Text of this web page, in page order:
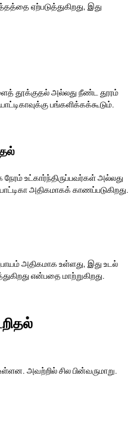
ஏற்படுத்துகிறது, இது
தூக்குதல் அல்லது நீண்ட தூரம்
பங்களிக்கக்கூடும்.
நேரம் உட்கார்ந்திருப்பவர்கள் அல்லது
அதிகமாகக் காணப்படுகிறது.
அபாயம் அதிகமாக உள்ளது, இது உடல்
என்பதை மாற்றுகிறது.
அவற்றில் சில பின்வருமாறு.